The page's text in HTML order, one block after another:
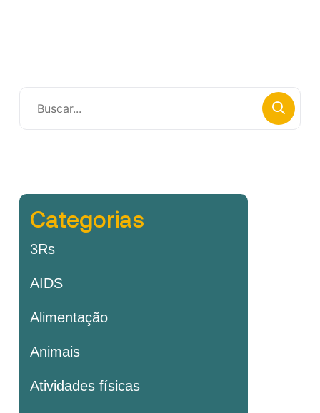
Categorias
3Rs
AIDS
Alimentação
Animais
Atividades físicas